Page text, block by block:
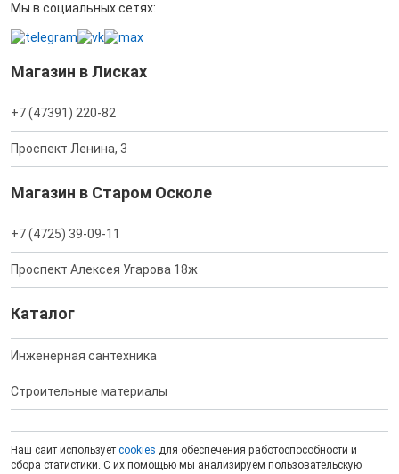
Мы в социальных сетях:
Магазин в Лисках
+7 (47391) 220-82
Проспект Ленина, 3
Магазин в Старом Осколе
+7 (4725) 39-09-11
Проспект Алексея Угарова 18ж
Каталог
Инженерная сантехника
Строительные материалы
Наш сайт использует cookies для обеспечения работоспособности и
сбора статистики. С их помощью мы анализируем пользовательскую